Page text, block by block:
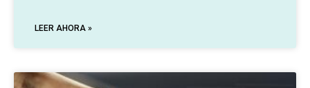
LEER AHORA »